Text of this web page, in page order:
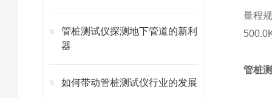
管桩测试仪探测地下管道的新利
器
如何带动管桩测试仪行业的发展
量程
管桩